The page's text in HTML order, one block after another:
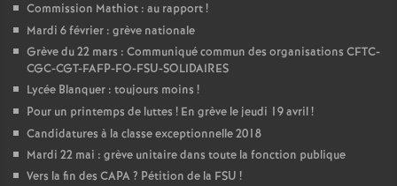
Commission Mathiot : au rapport!
Mardi 6 février : grève nationale
Grève du 22 mars : Communiqué commun des organisations CFTC-
CGC-CGT-FAFP-FO-FSU-SOLIDAIRES
Lycée Blanquer : toujours moins !
Pour un printemps de luttes ! En grève le jeudi 19 avril!
Candidatures à la classe exceptionnelle 2018
Mardi 22 mai : grève unitaire dans toute la fonction publique
Vers la fin des CAPA? Pétition de la FSU !